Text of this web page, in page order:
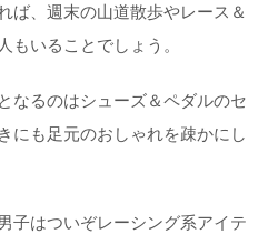
ば、週末の山道散歩やレース＆
もいることでしょう。
なるのはシューズ＆ペダルのセ
にも足元のおしゃれを疎かにし
子はついぞレーシング系アイテ